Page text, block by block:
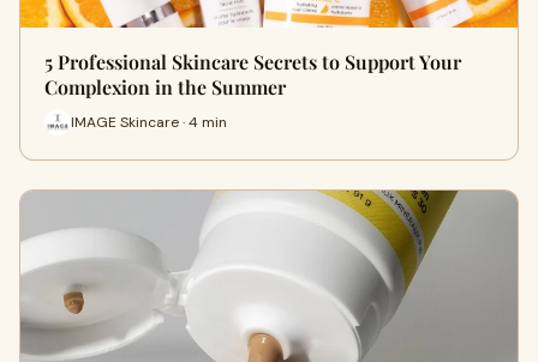
5 Professional Skincare Secrets to Support Your
Complexion in the Summer
IMAGE Skincare · 4 min